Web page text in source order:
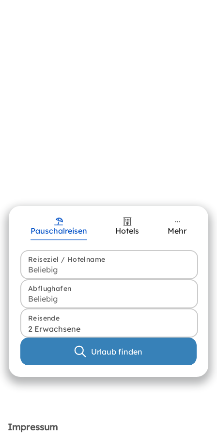
Pauschalreisen Hotels Mehr
Reiseziel / Hotelname
Abflughafen
Reisende
2 Erwachsene
Urlaub finden
Impressum